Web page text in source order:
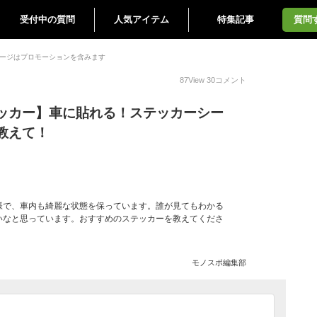
受付中の質問 人気アイテム 特集記事 質問
ジはプロモーションを含みます
87View 30コメント
カー】車に貼れる！ステッカーシー
えて！
、車内も綺麗な状態を保っています。誰が見てもわかる
と思っています。おすすめのステッカーを教えてくださ
モノスポ編集部